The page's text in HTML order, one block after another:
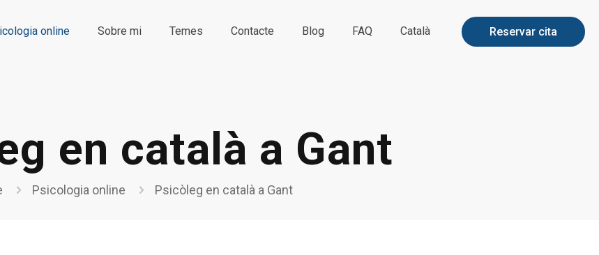
online Sobre mi Temes Contacte Blog FAQ Català Reservar cita
en català a Gant
Psicologia online Psicòleg en català a Gant